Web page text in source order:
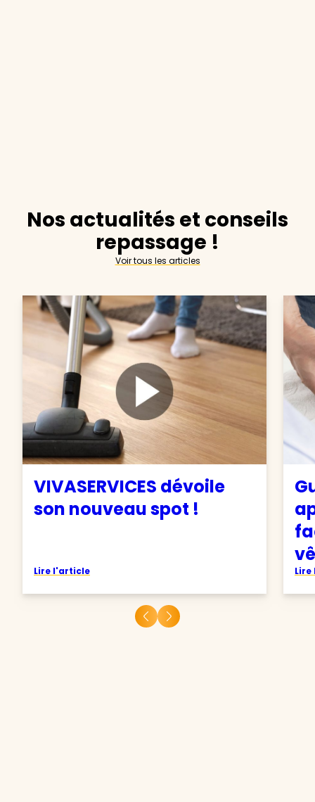
Nos actualités et conseils
repassage !
Voir tous les articles
VIVASERVICES dévoile
son nouveau spot !
Lire l'article